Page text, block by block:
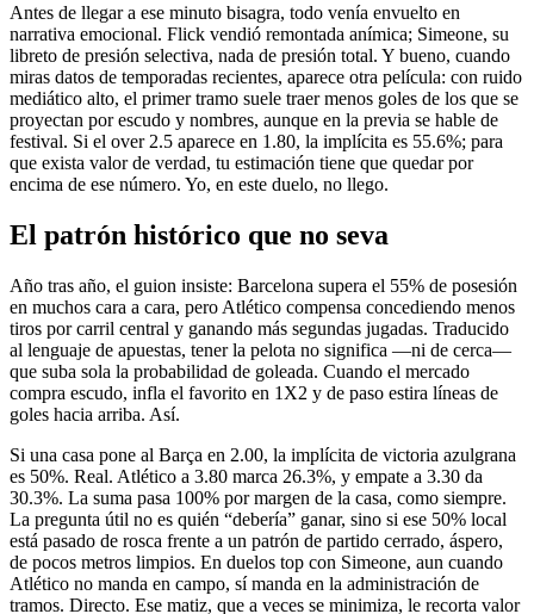
Antes de llegar a ese minuto bisagra, todo venía envuelto en
narrativa emocional. Flick vendió remontada anímica; Simeone, su
libreto de presión selectiva, nada de presión total. Y bueno, cuando
miras datos de temporadas recientes, aparece otra película: con ruido
mediático alto, el primer tramo suele traer menos goles de los que se
proyectan por escudo y nombres, aunque en la previa se hable de
festival. Si el over 2.5 aparece en 1.80, la implícita es 55.6%; para
que exista valor de verdad, tu estimación tiene que quedar por
encima de ese número. Yo, en este duelo, no llego.
El patrón histórico que no seva
Año tras año, el guion insiste: Barcelona supera el 55% de posesión
en muchos cara a cara, pero Atlético compensa concediendo menos
tiros por carril central y ganando más segundas jugadas. Traducido
al lenguaje de apuestas, tener la pelota no significa —ni de cerca—
que suba sola la probabilidad de goleada. Cuando el mercado
compra escudo, infla el favorito en 1X2 y de paso estira líneas de
goles hacia arriba. Así.
Si una casa pone al Barça en 2.00, la implícita de victoria azulgrana
es 50%. Real. Atlético a 3.80 marca 26.3%, y empate a 3.30 da
30.3%. La suma pasa 100% por margen de la casa, como siempre.
La pregunta útil no es quién “debería” ganar, sino si ese 50% local
está pasado de rosca frente a un patrón de partido cerrado, áspero,
de pocos metros limpios. En duelos top con Simeone, aun cuando
Atlético no manda en campo, sí manda en la administración de
tramos. Directo. Ese matiz, que a veces se minimiza, le recorta valor